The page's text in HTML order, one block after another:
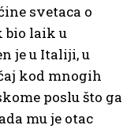
svetaca o
bio laik u
je u Italiji, u
kod mnogih
poslu što ga
mu je otac